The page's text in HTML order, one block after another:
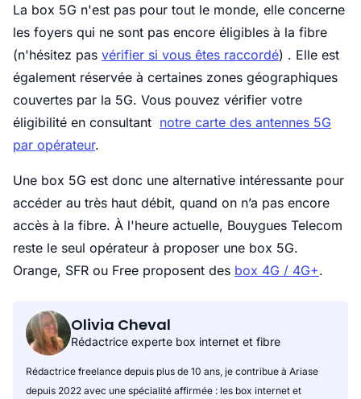
La box 5G n'est pas pour tout le monde, elle concerne
les foyers qui ne sont pas encore éligibles à la fibre
(n'hésitez pas vérifier si vous êtes raccordé) . Elle est
également réservée à certaines zones géographiques
couvertes par la 5G. Vous pouvez vérifier votre
éligibilité en consultant notre carte des antennes 5G
par opérateur.
Une box 5G est donc une alternative intéressante pour
accéder au très haut débit, quand on n’a pas encore
accès à la fibre. À l'heure actuelle, Bouygues Telecom
reste le seul opérateur à proposer une box 5G.
Orange, SFR ou Free proposent des box 4G / 4G+.
Olivia Cheval
Rédactrice experte box internet et fibre
Rédactrice freelance depuis plus de 10 ans, je contribue à Ariase
depuis 2022 avec une spécialité affirmée : les box internet et